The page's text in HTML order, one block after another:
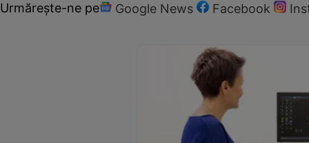
Urmărește-ne pe Google News Facebook